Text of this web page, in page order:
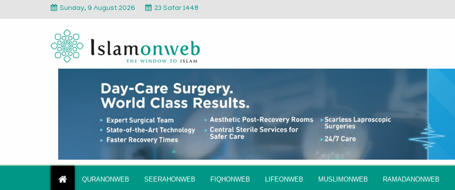
Sunday, 9 August 2026 23 Safar 1448
QURANONWEB SEERAHONWEB FIQHONWEB LIFEONWEB MUSLIMONWEB RAMADANONWEB